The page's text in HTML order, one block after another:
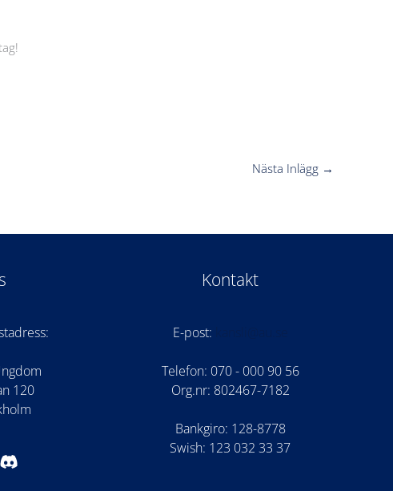
Nästa Inlägg →
120
Discord
Kontakt
E-post:
Telefon: 070 - 000 90 56
Org.nr: 802467-7182
Bankgiro: 128-8778
Swish: 123 032 33 37